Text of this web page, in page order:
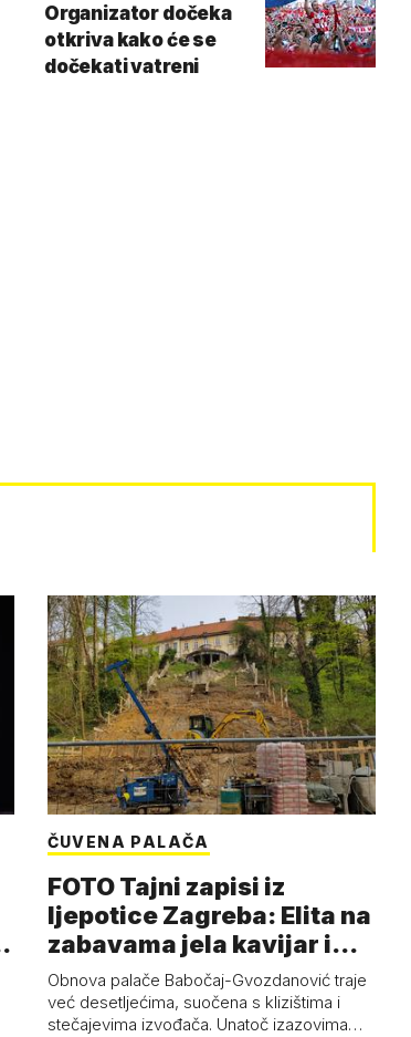
Organizator dočeka
otkriva kako će se
dočekati vatreni
ČUVENA PALAČA
FOTO Tajni zapisi iz
ljepotice Zagreba: Elita na
zabavama jela kavijar i
pud…
Obnova palače Babočaj-Gvozdanović traje
već desetljećima, suočena s klizištima i
stečajevima izvođača. Unatoč izazovima…